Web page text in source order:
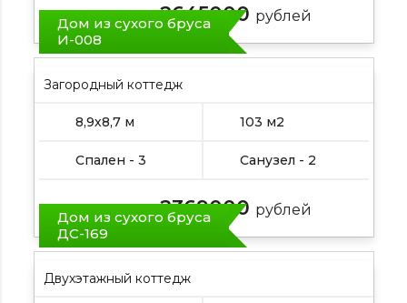
Цена от: 2645000 рублей
Дом из сухого бруса
И-008
Загородный коттедж
8,9х8,7 м 103 м2
Спален - 3 Санузел - 2
Цена от: 2369000 рублей
Дом из сухого бруса
ДС-169
Двухэтажный коттедж